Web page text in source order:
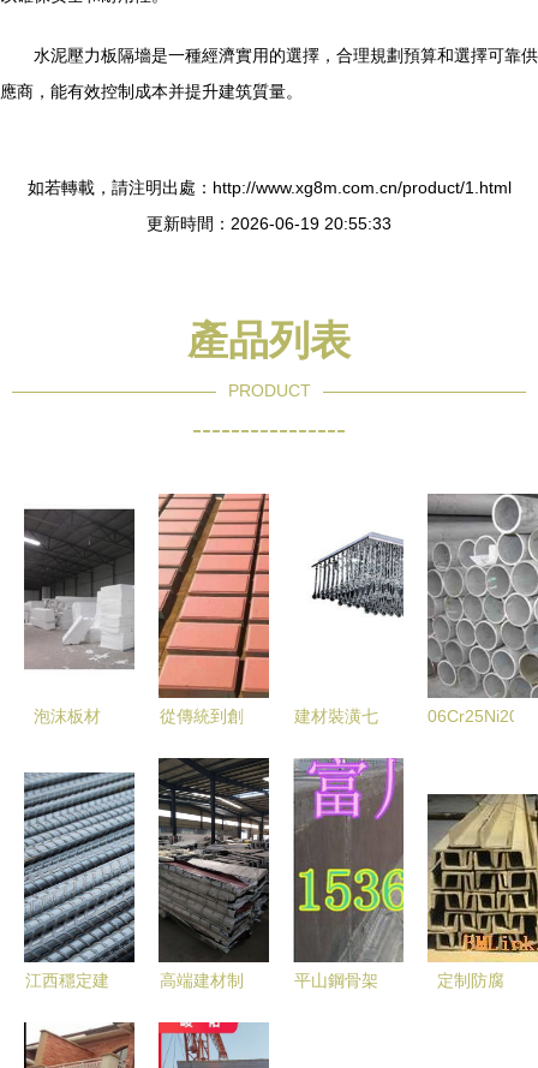
水泥壓力板隔墻是一種經濟實用的選擇，合理規劃預算和選擇可靠供
應商，能有效控制成本并提升建筑質量。
如若轉載，請注明出處：http://www.xg8m.com.cn/product/1.html
更新時間：2026-06-19 20:55:33
產品列表
PRODUCT
----------------
泡沫板材
料的輕質高
效解決方案
從傳統到創
西陡門新型
建材廠的發
展歷程
建材裝潢七
與比價指南
以30元商品
為例，探析
51比購返利
網的價值
06Cr25Ni20
及產品展示
江西穩定建
保障建設工
高端建材制
量隱憂 光
平山鋼骨架
定制防腐